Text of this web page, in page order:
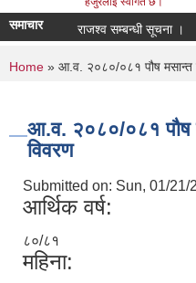
समाचार राजश्व सम्बन्धी सूचना ।
You are here
Home » आ.व. २०८०/०८१ पौष मसान्त
आ.व. २०८०/०८१ पौष
विवरण
Submitted on: Sun, 01/21/
आर्थिक वर्ष:
८०/८१
महिना: